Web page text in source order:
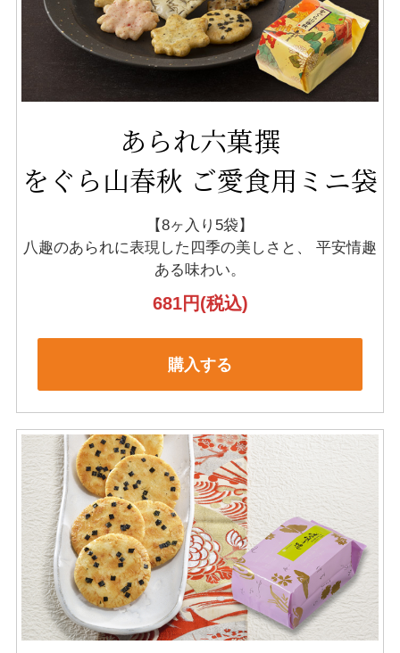
あられ六菓撰
をぐら山春秋 ご愛食用ミニ袋
【8ヶ入り5袋】
八趣のあられに表現した四季の美しさと、
平安情趣
ある味わい。
681円(税込)
購入する